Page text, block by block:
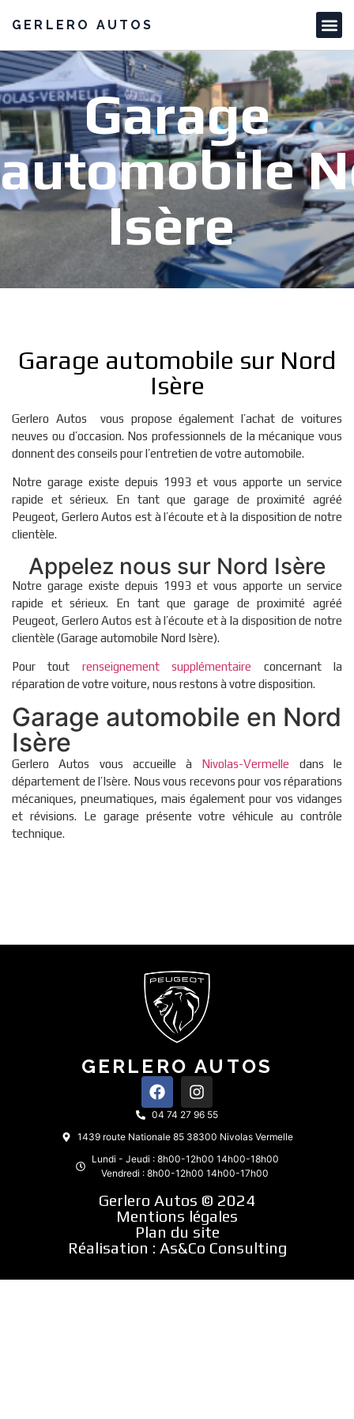
GERLERO AUTOS
Garage
automobile
Isère
Garage automobile sur Nord
Isère
Gerlero Autos vous propose également l’achat de voitures
neuves ou d’occasion. Nos professionnels de la mécanique vous
donnent des conseils pour l’entretien de votre automobile.
Notre garage existe depuis 1993 et vous apporte un service
rapide et sérieux. En tant que garage de proximité agréé
Peugeot, Gerlero Autos est à l’écoute et à la disposition de notre
clientèle.
Appelez nous sur Nord Isère
Notre garage existe depuis 1993 et vous apporte un service
rapide et sérieux. En tant que garage de proximité agréé
Peugeot, Gerlero Autos est à l’écoute et à la disposition de notre
clientèle (Garage automobile Nord Isère).
Pour tout renseignement supplémentaire concernant la
réparation de votre voiture, nous restons à votre disposition.
Garage automobile en Nord
Isère
Gerlero Autos vous accueille à Nivolas-Vermelle dans le
département de l’Isère. Nous vous recevons pour vos réparations
mécaniques, pneumatiques, mais également pour vos vidanges
et révisions. Le garage présente votre véhicule au contrôle
technique.
GERLERO AUTOS
04 74 27 96 55
1439 route Nationale 85 38300 Nivolas Vermelle
Lundi - Jeudi : 8h00-12h00 14h00-18h00
Vendredi : 8h00-12h00 14h00-17h00
Gerlero Autos © 2024
Mentions légales
Plan du site
Réalisation : As&Co Consulting